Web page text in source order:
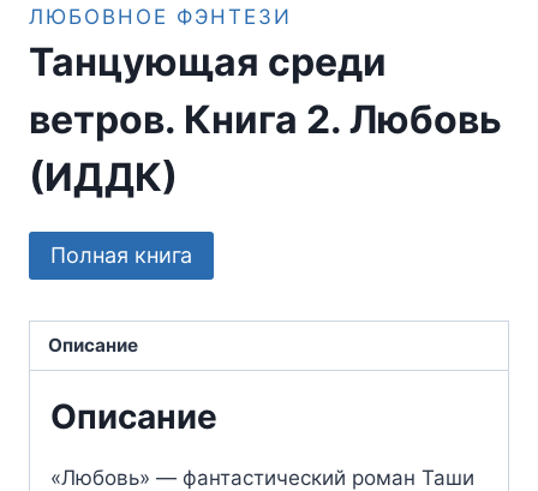
ЛЮБОВНОЕ ФЭНТЕЗИ
Танцующая среди
ветров. Книга 2. Любовь
(ИДДК)
Полная книга
Описание
Описание
«Любовь» — фантастический роман Таши